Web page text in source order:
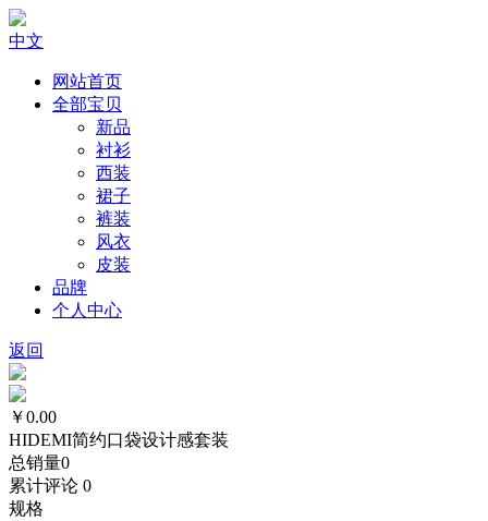
中文
网站首页
全部宝贝
新品
衬衫
西装
裙子
裤装
风衣
皮装
品牌
个人中心
返回
￥0.00
HIDEMI简约口袋设计感套装
总销量0
累计评论 0
规格